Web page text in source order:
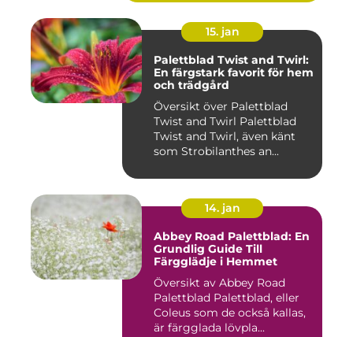
15. jan
Palettblad Twist and Twirl:
En färgstark favorit för hem
och trädgård
Översikt över Palettblad
Twist and Twirl Palettblad
Twist and Twirl, även känt
som Strobilanthes an...
14. jan
Abbey Road Palettblad: En
Grundlig Guide Till
Färgglädje i Hemmet
Översikt av Abbey Road
Palettblad Palettblad, eller
Coleus som de också kallas,
är färgglada lövpla...